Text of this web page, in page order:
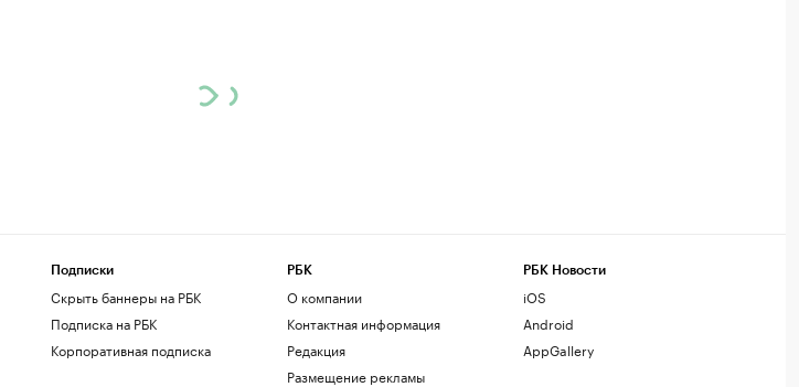
Подписки
Скрыть баннеры на РБК
Подписка на РБК
Корпоративная подписка
РБК
О компании
Контактная информация
Редакция
Размещение рекламы
РБК Новости
iOS
Android
AppGallery